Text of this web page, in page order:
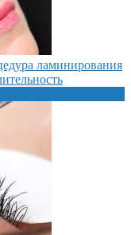
ламинирования